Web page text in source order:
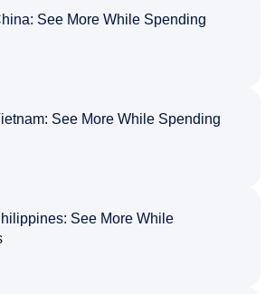
See More While Spending
See More While Spending
See More While